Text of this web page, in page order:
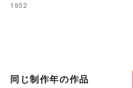
1952
同じ制作年の作品